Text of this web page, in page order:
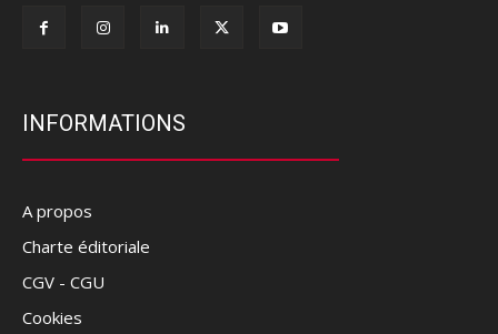
INFORMATIONS
A propos
Charte éditoriale
CGV - CGU
Cookies